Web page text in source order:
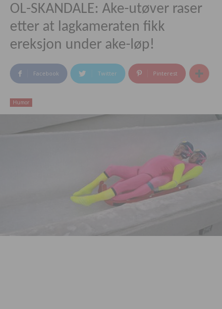
OL-SKANDALE: Ake-utøver raser
etter at lagkameraten fikk
ereksjon under ake-løp!
Facebook Twitter Pinterest
Humor